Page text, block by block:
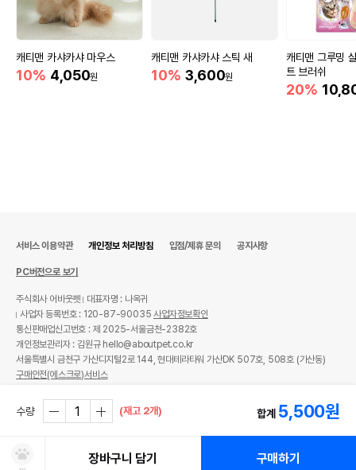
캐티맨 카샤카샤 마우스
10% 4,050원
캐티맨 카샤카샤 스틱 새
10% 3,600원
캐티맨 그루밍
트 브러쉬
20%
수량 (재고 2개) 합계 5,500원
장바구니 담기 구매하기
서비스 이용약관 개인정보 처리방침 입점/제휴 문의 공지사항
PC버전으로 보기
주식회사 어바웃펫
대표자명 : 나옥귀
사업자 등록번호 : 120-87-90035사업자정보확인
통신판매업신고번호 : 제 2025-서울금천-2382호
개인정보관리자 : 김원규 hello@aboutpet.co.kr
서울특별시 금천구 가산디지털2로 144, 현대테라타워 가산DK 507호, 508호 (가산동)
구매안전(에스크로)서비스